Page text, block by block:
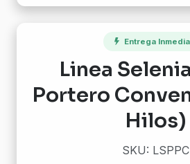
Entrega
Linea
Portero
Hilos)
SKU: LSPPC